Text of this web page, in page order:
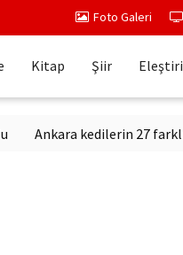
Foto Galeri
Kitap Şiir Eleştiri
Ankara kedilerin 27 farklı